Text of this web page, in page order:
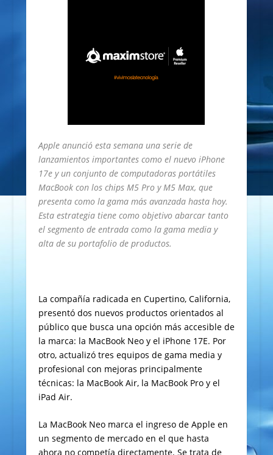
Apple anunció esta semana una serie de
lanzamientos importantes como el nuevo iPhone
17e y un conjunto de computadoras portátiles
MacBook con los chips M5 Pro y M5 Max, que
presenta como la gama más avanzada hasta hoy.
Esta estrategia tiene como objetivo abarcar tanto
el segmento de entrada como la gama media y
alta de su portafolio de productos.
La compañía radicada en Cupertino, California,
presentó dos nuevos productos orientados al
público que busca una opción más accesible de
la marca: la MacBook Neo y el iPhone 17E. Por
otro, actualizó tres equipos de gama media y
profesional con mejoras principalmente
técnicas: la MacBook Air, la MacBook Pro y el
iPad Air.
La MacBook Neo marca el ingreso de Apple en
un segmento de mercado en el que hasta
ahora no competía directamente. Se trata de